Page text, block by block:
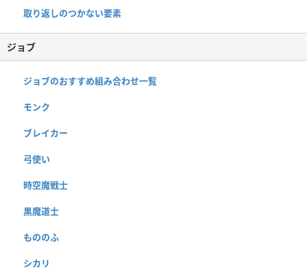
取り返しのつかない要素
ジョブ
ジョブのおすすめ組み合わせ一覧
モンク
ブレイカー
弓使い
時空魔戦士
黒魔道士
もののふ
シカリ